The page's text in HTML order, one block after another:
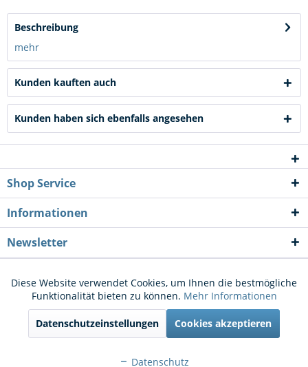
Beschreibung
mehr
Kunden kauften auch
Kunden haben sich ebenfalls angesehen
Shop Service
Informationen
Newsletter
* Alle Preise inkl. gesetzl. Mehrwertsteuer zzgl.Versandkostenund ggf.
Nachnahmegebühren, wenn nicht anders beschrieben
Cookie-Einstellungen
Kontakt
Funktionale Aktiv
Marketing Aktiv
Diese Website verwendet Cookies, um Ihnen die bestmögliche
Funktionalität bieten zu können. Mehr Informationen
Datenschutzeinstellungen Cookies akzeptieren
Datenschutz